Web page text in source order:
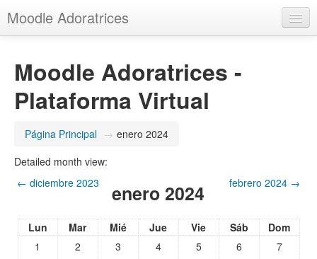
Moodle Adoratrices
Usted no se ha identificado. (Acceder)
Moodle Adoratrices -
Plataforma Virtual
Página Principal → enero 2024
Detailed month view:
← diciembre 2023 enero 2024 febrero 2024 →
Lun Mar Mié Jue Vie Sáb
Dom
1
2 3 4 5 6 7